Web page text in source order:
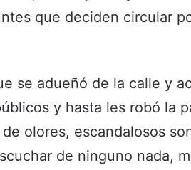
que deciden circular
se adueñó de la calle y
y hasta les robó la
olores, escandalosos
de ninguno nada,